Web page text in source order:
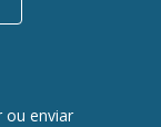
ou enviar